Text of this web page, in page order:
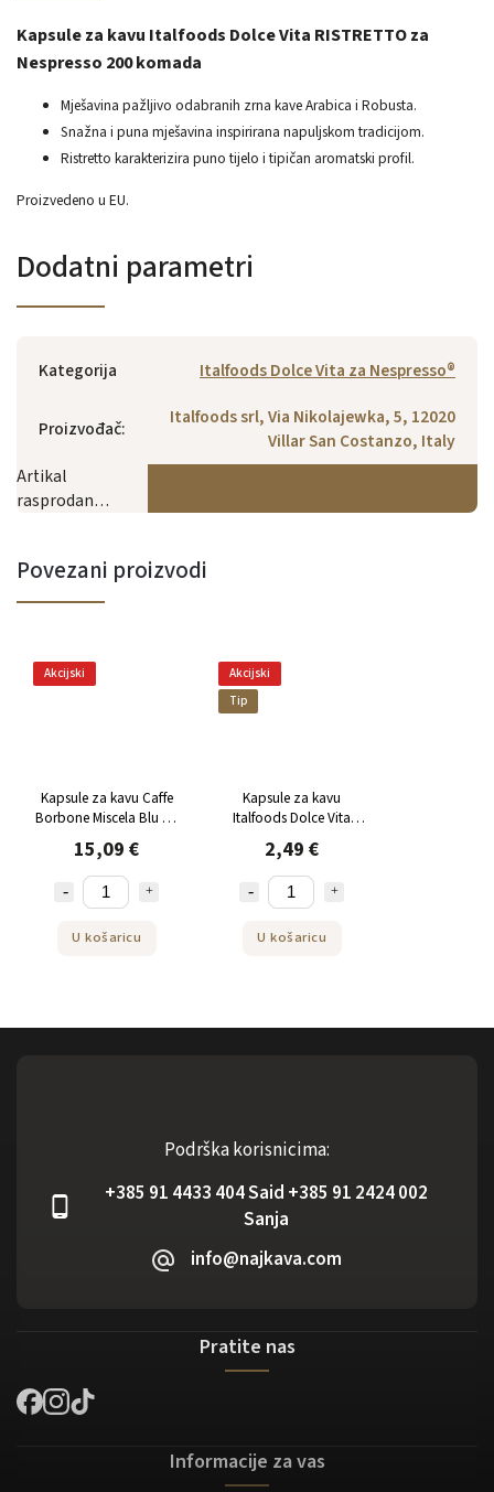
Kapsule za kavu Italfoods Dolce Vita RISTRETTO za
Nespresso 200 komada
Mješavina pažljivo odabranih zrna kave Arabica i Robusta.
Snažna i puna mješavina inspirirana napuljskom tradicijom.
Ristretto karakterizira puno tijelo i tipičan aromatski profil.
Proizvedeno u EU.
Dodatni parametri
Kategorija Italfoods Dolce Vita za Nespresso®
Proizvođač:
Italfoods srl, Via Nikolajewka, 5, 12020
Villar San Costanzo, Italy
Artikal
rasprodan…
Povezani proizvodi
Akcijski
Kapsule za kavu Caffe
Borbone Miscela Blu za
Nespresso 50 kom
15,09 €
U košaricu
Akcijski
Tip
Kapsule za kavu
Italfoods Dolce Vita
GRAN CREMA za
Nespresso 10 komada
2,49 €
U košaricu
Podrška korisnicima:
+385 91 4433 404 Said +385 91 2424 002
Sanja
info@najkava.com
Pratite nas
Informacije za vas